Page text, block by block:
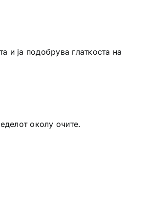
и ја подобрува глаткоста на
околу очите.